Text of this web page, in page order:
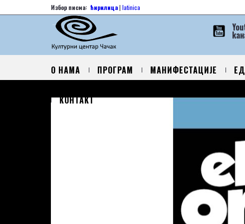
Избор писма: ћирилица| latinica
О НАМА ПРОГРАМ МАНИФЕСТАЦИЈЕ
КОНТАКТ